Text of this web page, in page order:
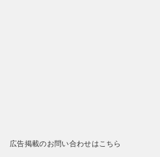
広告掲載のお問い合わせはこちら